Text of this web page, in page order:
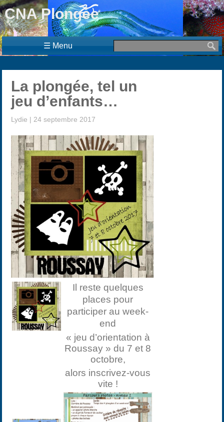
CNA Plongée
☰ Menu
La plongée, tel un
jeu d’enfants…
Lydie | 24 septembre 2017
Il reste quelques
places pour
participer au week-
end
« jeu d’orientation à
Roussay » du 7 et 8
octobre,
alors inscrivez-vous
vite !